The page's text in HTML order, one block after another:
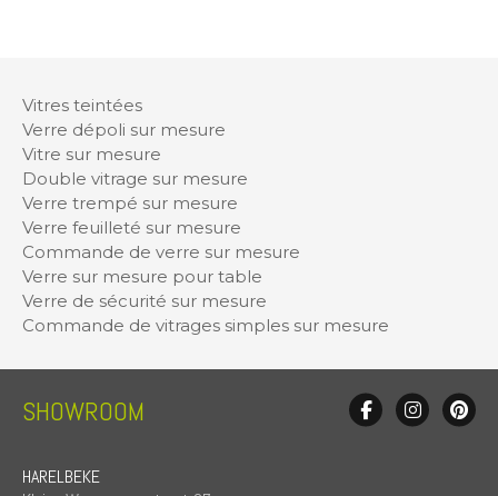
Vitres teintées
Verre dépoli sur mesure
Vitre sur mesure
Double vitrage sur mesure
Verre trempé sur mesure
Verre feuilleté sur mesure
Commande de verre sur mesure
Verre sur mesure pour table
Verre de sécurité sur mesure
Commande de vitrages simples sur mesure
SHOWROOM
HARELBEKE